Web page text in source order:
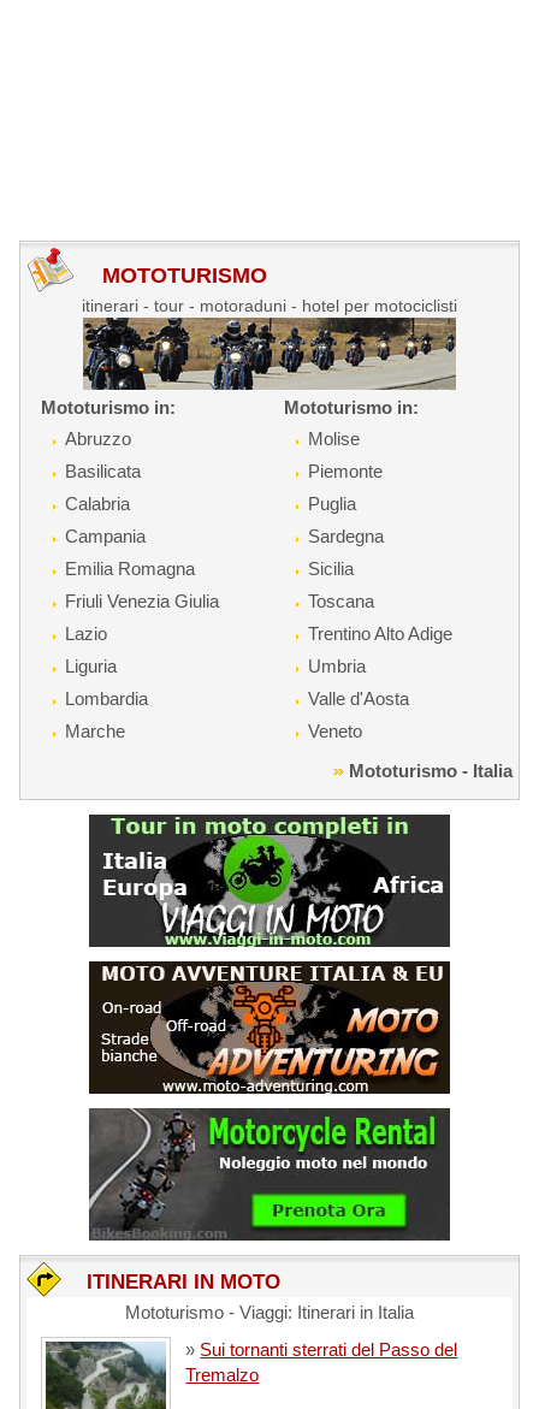
MOTOTURISMO
itinerari - tour - motoraduni - hotel per motociclisti
Mototurismo in:
Abruzzo
Basilicata
Calabria
Campania
Emilia Romagna
Friuli Venezia Giulia
Lazio
Liguria
Lombardia
Marche
Mototurismo in:
Molise
Piemonte
Puglia
Sardegna
Sicilia
Toscana
Trentino Alto Adige
Umbria
Valle d'Aosta
Veneto
Mototurismo - Italia
ITINERARI IN MOTO
Mototurismo - Viaggi: Itinerari in Italia
» Sui tornanti sterrati del Passo del
Tremalzo